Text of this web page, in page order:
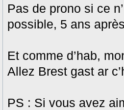
Pas de prono si ce
possible, 5 ans
Et comme d’hab,
Allez Brest gast ar
PS : Si vous avez